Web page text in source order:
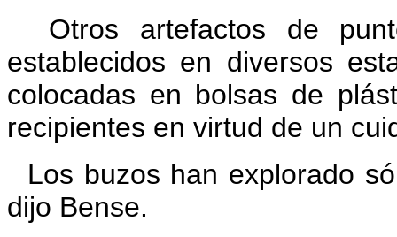
Otros artefactos de
establecidos en diversos
colocadas en bolsas de
recipientes en virtud de un
Los buzos han explorado
dijo Bense.